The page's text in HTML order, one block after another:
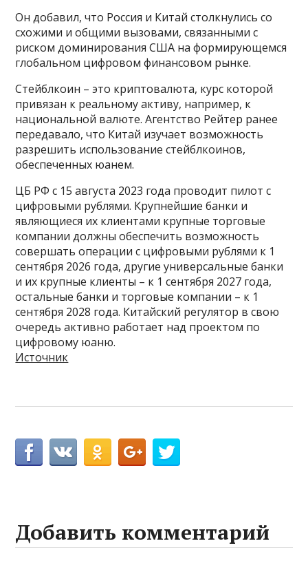
Он добавил, что Россия и Китай столкнулись со
схожими и общими вызовами, связанными с
риском доминирования США на формирующемся
глобальном цифровом финансовом рынке.
Стейблкоин – это криптовалюта, курс которой
привязан к реальному активу, например, к
национальной валюте. Агентство Рейтер ранее
передавало, что Китай изучает возможность
разрешить использование стейблкоинов,
обеспеченных юанем.
ЦБ РФ с 15 августа 2023 года проводит пилот с
цифровыми рублями. Крупнейшие банки и
являющиеся их клиентами крупные торговые
компании должны обеспечить возможность
совершать операции с цифровыми рублями к 1
сентября 2026 года, другие универсальные банки
и их крупные клиенты – к 1 сентября 2027 года,
остальные банки и торговые компании – к 1
сентября 2028 года. Китайский регулятор в свою
очередь активно работает над проектом по
цифровому юаню.
Источник
Добавить комментарий